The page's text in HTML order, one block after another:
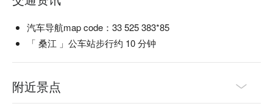
汽车导航map code：33 525 383*85
「 桑江 」公车站步行约 10 分钟
附近景点